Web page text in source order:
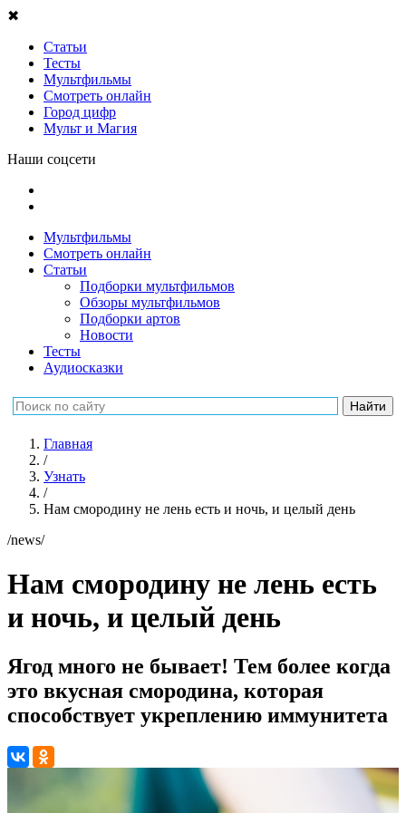
✖
Статьи
Тесты
Мультфильмы
Смотреть онлайн
Город цифр
Мульт и Магия
Наши соцсети
Мультфильмы
Смотреть онлайн
Статьи
Подборки мультфильмов
Обзоры мультфильмов
Подборки артов
Новости
Тесты
Аудиосказки
Главная
/
Узнать
/
Нам смородину не лень есть и ночь, и целый день
/news/
Нам смородину не лень есть
и ночь, и целый день
Ягод много не бывает! Тем более когда
это вкусная смородина, которая
способствует укреплению иммунитета